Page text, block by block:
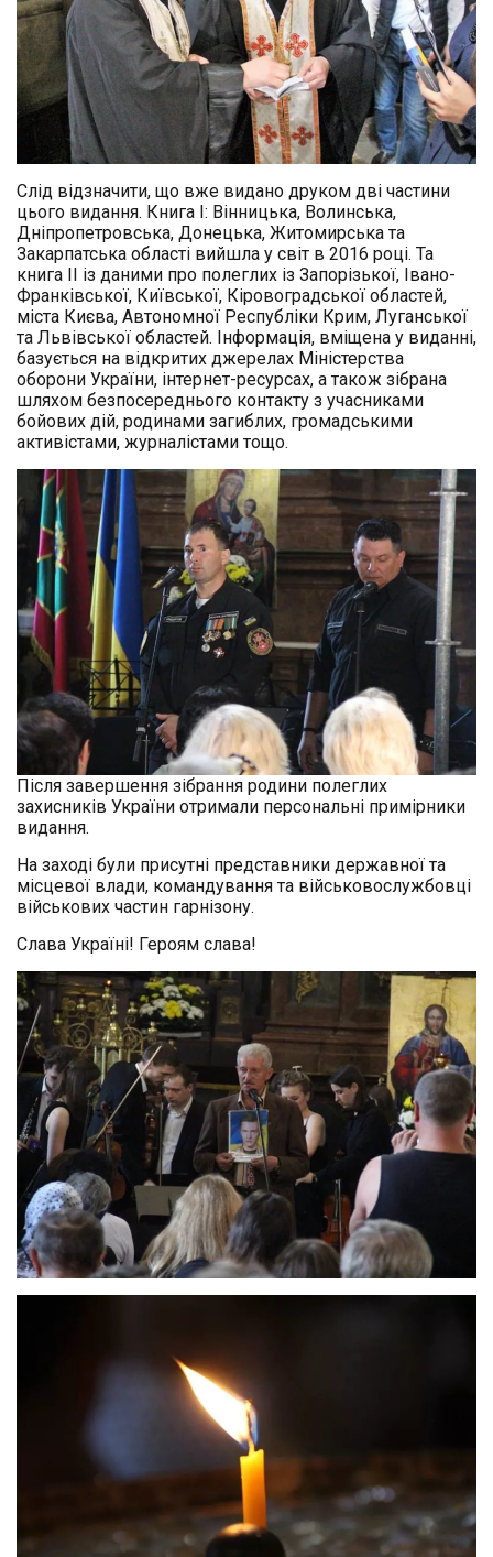
Слід відзначити, що вже видано друком дві частини
цього видання. Книга І: Вінницька, Волинська,
Дніпропетровська, Донецька, Житомирська та
Закарпатська області вийшла у світ в 2016 році. Та
книга ІІ із даними про полеглих із Запорізької, Івано-
Франківської, Київської, Кіровоградської областей,
міста Києва, Автономної Республіки Крим, Луганської
та Львівської областей. Інформація, вміщена у виданні,
базується на відкритих джерелах Міністерства
оборони України, інтернет-ресурсах, а також зібрана
шляхом безпосереднього контакту з учасниками
бойових дій, родинами загиблих, громадськими
активістами, журналістами тощо.
Після завершення зібрання родини полеглих
захисників України отримали персональні примірники
видання.
На заході були присутні представники державної та
місцевої влади, командування та військовослужбовці
військових частин гарнізону.
Слава Україні! Героям слава!